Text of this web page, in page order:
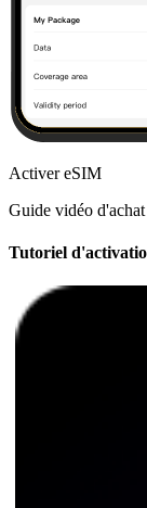
Activer eSIM
Guide vidéo
Tutoriel